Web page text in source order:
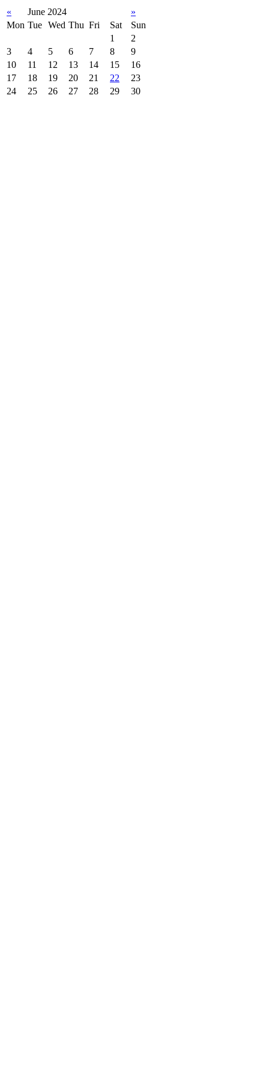
« June 2024
»
Mon Tue Wed Thu Fri Sat
Sun
1
2
3
4 5 6 7 8
9
10
11 12 13 14 15
16
17
18 19 20 21 22
23
24
25 26 27 28 29 30